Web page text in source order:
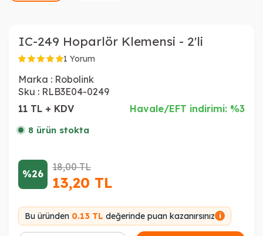
IC-249 Hoparlör Klemensi - 2'li
1 Yorum
Marka : Robolink
Sku : RLB3E04-0249
11 TL + KDV
Havale/EFT indirimi: %3
8 ürün stokta
%26
18,00TL
13,20 TL
Bu üründen 0.13 TL değerinde puan kazanırsınız i